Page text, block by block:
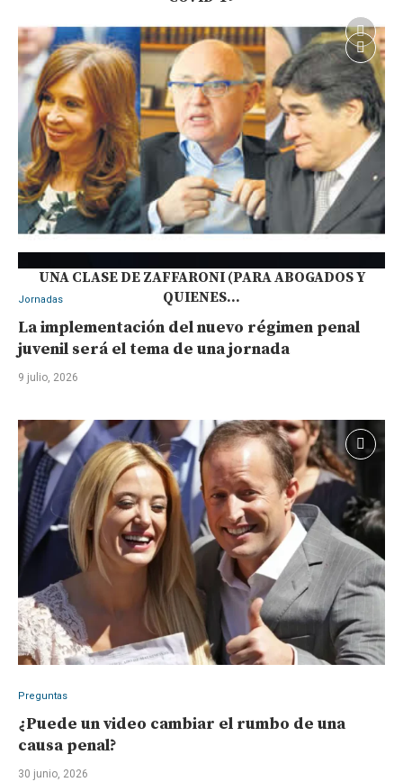
UNA CLASE DE ZAFFARONI (PARA ABOGADOS Y
QUIENES...
Jornadas
La implementación del nuevo régimen penal
juvenil será el tema de una jornada
9 julio, 2026
Preguntas
¿Puede un video cambiar el rumbo de una
causa penal?
30 junio, 2026